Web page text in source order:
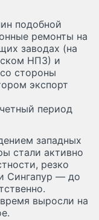
подобной
ремонты на
заводах (на
НПЗ) и
стороны
экспорт
период
западных
стали активно
резко
Сингапур — до
выросли на